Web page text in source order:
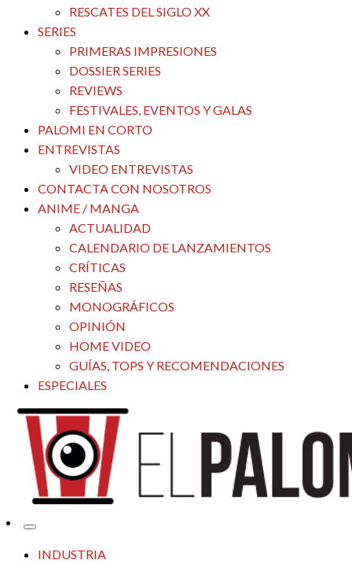
RESCATES DEL SIGLO XX
SERIES
PRIMERAS IMPRESIONES
DOSSIER SERIES
REVIEWS
FESTIVALES, EVENTOS Y GALAS
PALOMI EN CORTO
ENTREVISTAS
VIDEO ENTREVISTAS
CONTACTA CON NOSOTROS
ANIME / MANGA
ACTUALIDAD
CALENDARIO DE LANZAMIENTOS
CRÍTICAS
RESEÑAS
MONOGRÁFICOS
OPINIÓN
HOME VIDEO
GUÍAS, TOPS Y RECOMENDACIONES
ESPECIALES
El Palomitrón
Tu espacio de la industria de cine española y latinoamericana
INDUSTRIA